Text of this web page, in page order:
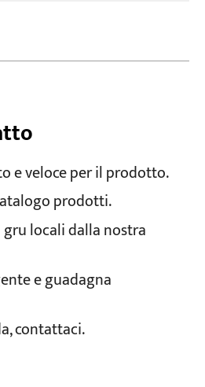
e veloce per il prodotto.
prodotti.
locali dalla nostra
e guadagna
contattaci.